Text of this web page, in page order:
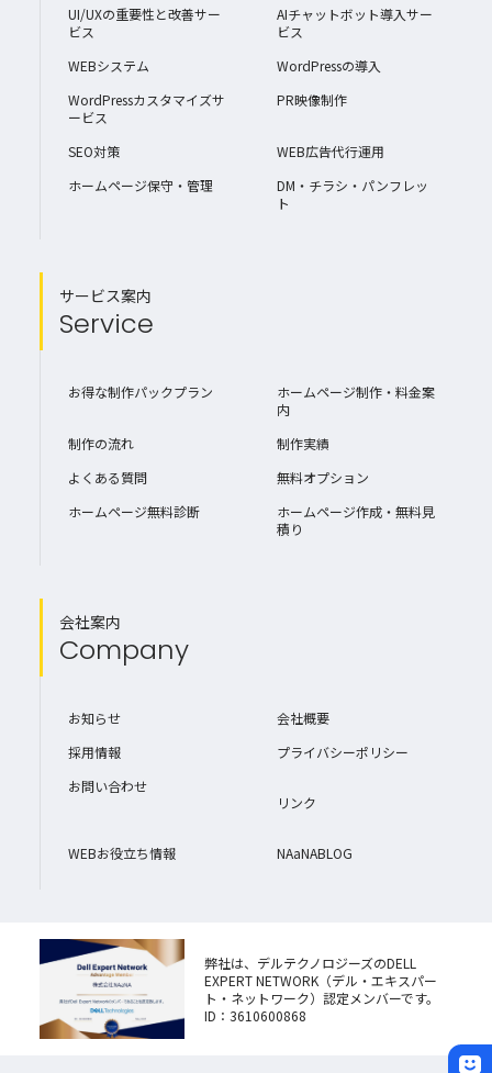
UI/UXの重要性と改善サー
ビス
AIチャットボット導入サー
ビス
WEBシステム
WordPressの導入
WordPressカスタマイズサ
ービス
PR映像制作
SEO対策
WEB広告代行運用
ホームページ保守・管理
DM・チラシ・パンフレッ
ト
サービス案内
Service
お得な制作パックプラン
ホームページ制作・料金案
内
制作の流れ
制作実績
よくある質問
無料オプション
ホームページ無料診断
ホームページ作成・無料見
積り
会社案内
Company
お知らせ
会社概要
採用情報
プライバシーポリシー
お問い合わせ
リンク
WEBお役立ち情報 NAaNABLOG
弊社は、デルテクノロジーズのDELL
EXPERT NETWORK（デル・エキスパー
ト・ネットワーク）認定メンバーです。
ID：3610600868